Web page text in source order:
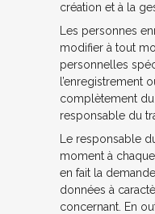
création et à la
Les personnes
modifier à tout
personnelles
l’enregistrement
complètement
responsable du
Le responsable
moment à
en fait la
données à
concernant. En